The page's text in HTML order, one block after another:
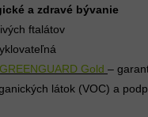
a zdravé bývanie
ftalátov
GREENGUARD Gold –
látok (VOC) a